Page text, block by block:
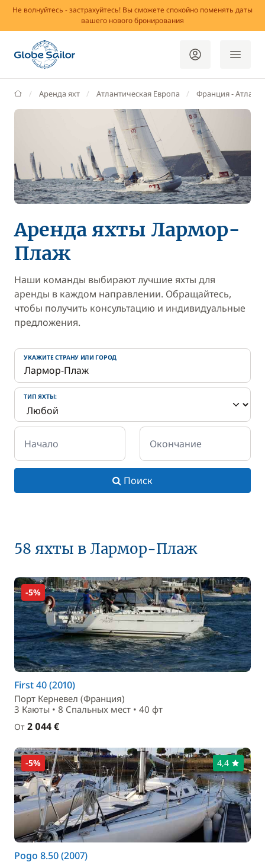
Не волнуйтесь - застрахуйтесь! Вы сможете спокойно поменять даты
вашего нового бронирования
GlobeSailor
Аренда яхт Атлантическая Европа Франция -
Аренда яхты Лармор-
Плаж
Наши команды выбирают лучшие яхты для
аренды в каждом направлении. Обращайтесь,
чтобы получить консультацию и индивидуальные
предложения.
УКАЖИТЕ СТРАНУ ИЛИ ГОРОД
ТИП ЯХТЫ:
Начало Окончание
Поиск
58 яхты в Лармор-Плаж
-5%
First 40 (2010)
Порт Керневел (Франция)
3 Каюты • 8 Спальныx мест • 40 фт
От 2 044 €
-5% 4,4
Pogo 8.50 (2007)